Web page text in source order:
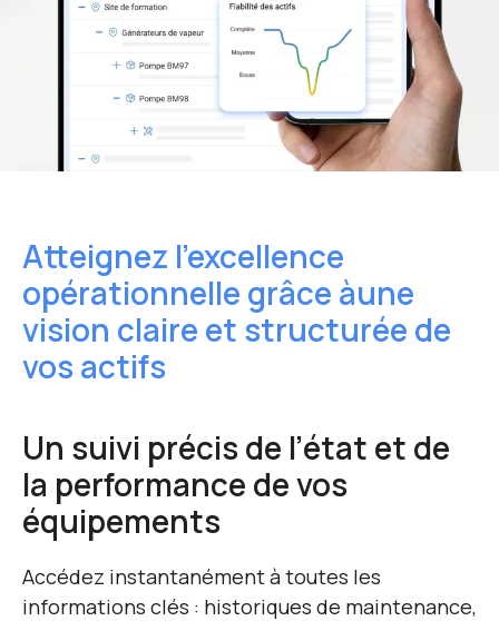
Atteignez l’excellence
opérationnelle grâce àune
vision claire et structurée de
vos actifs
Un suivi précis de l’état et de
la performance de vos
équipements
Accédez instantanément à toutes les
informations clés : historiques de maintenance,